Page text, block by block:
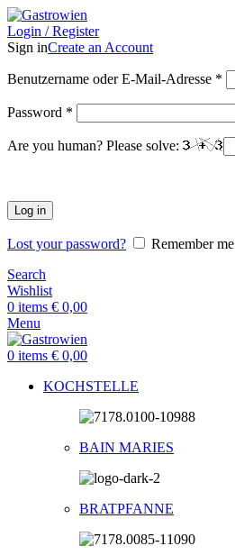
Login / Register
Sign inCreate an Account
Benutzername oder E-Mail-Adresse *
Password *
Are you human? Please solve:
Log in
Lost your password?
Remember me
Search
Wishlist
0 items € 0,00
Menu
0 items € 0,00
KOCHSTELLE
BAIN MARIES
BRATPFANNE